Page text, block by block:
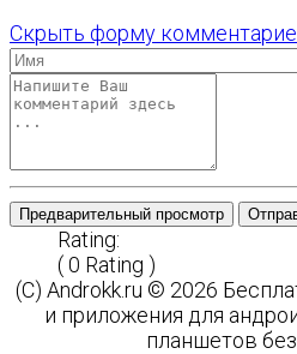
Скрыть форму
Предварительный просмотр
Rating:
( 0 Rating )
(C) Androkk.ru © 2026
и приложения для
планшетов